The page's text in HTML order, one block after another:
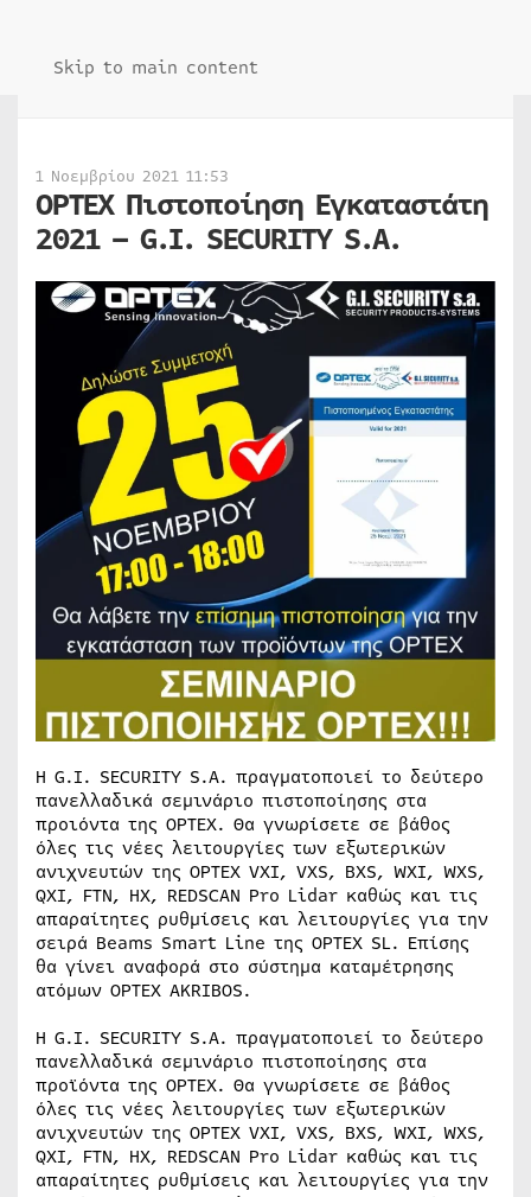
Skip to main content
1 Νοεμβρίου 2021 11:53
OPTEX Πιστοποίηση Εγκαταστάτη
2021 – G.I. SECURITY S.A.
H G.I. SECURITY S.A. πραγματοποιεί το δεύτερο
πανελλαδικά σεμινάριο πιστοποίησης στα
προιόντα της OPTEX. Θα γνωρίσετε σε βάθος
όλες τις νέες λειτουργίες των εξωτερικών
ανιχνευτών της OPTEX VXI, VXS, BXS, WXI, WXS,
QXI, FTN, HX, REDSCAN Pro Lidar καθώς και τις
απαραίτητες ρυθμίσεις και λειτουργίες για την
σειρά Beams Smart Line της OPTEX SL. Επίσης
θα γίνει αναφορά στο σύστημα καταμέτρησης
ατόμων OPTEX AKRIBOS.
H G.I. SECURITY S.A. πραγματοποιεί το δεύτερο
πανελλαδικά σεμινάριο πιστοποίησης στα
προϊόντα της OPTEX. Θα γνωρίσετε σε βάθος
όλες τις νέες λειτουργίες των εξωτερικών
ανιχνευτών της OPTEX VXI, VXS, BXS, WXI, WXS,
QXI, FTN, HX, REDSCAN Pro Lidar καθώς και τις
απαραίτητες ρυθμίσεις και λειτουργίες για την